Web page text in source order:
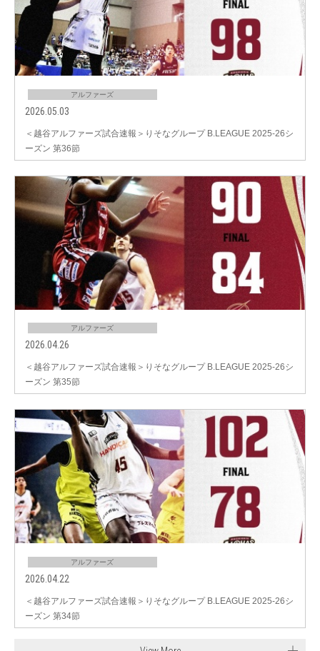
アルファーズ
2026.05.03
＜越谷アルファーズ試合速報＞りそなグループ B.LEAGUE 2025-26シ
ーズン 第36節
アルファーズ
2026.04.26
＜越谷アルファーズ試合速報＞りそなグループ B.LEAGUE 2025-26シ
ーズン 第35節
アルファーズ
2026.04.22
＜越谷アルファーズ試合速報＞りそなグループ B.LEAGUE 2025-26シ
ーズン 第34節